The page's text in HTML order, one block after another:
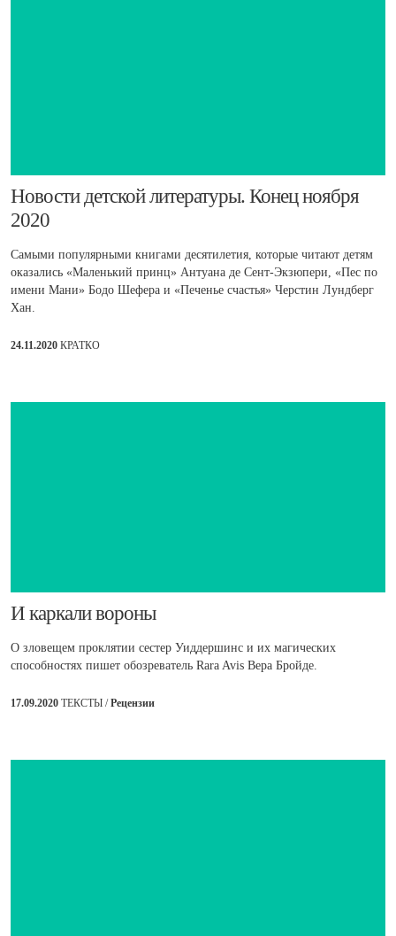
Новости детской литературы. Конец ноября
2020
Самыми популярными книгами десятилетия, которые читают детям
оказались «Маленький принц» Антуана де Сент-Экзюпери, «Пес по
имени Мани» Бодо Шефера и «Печенье счастья» Черстин Лундберг
Хан.
24.11.2020 КРАТКО
И каркали вороны
О зловещем проклятии сестер Уиддершинс и их магических
способностях пишет обозреватель Rara Avis Вера Бройде.
17.09.2020 ТЕКСТЫ /Рецензии